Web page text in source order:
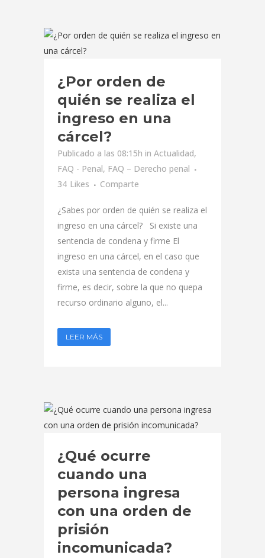
¿Por orden de
quién se realiza el
ingreso en una
cárcel?
Publicado a las 08:15h in Actualidad,
FAQ - Penal, FAQ – Derecho penal
34 Likes Comparte
¿Sabes por orden de quién se realiza el
ingreso en una cárcel? Si existe una
sentencia de condena y firme El
ingreso en una cárcel, en el caso que
exista una sentencia de condena y
firme, es decir, sobre la que no quepa
recurso ordinario alguno, el...
LEER MÁS
¿Qué ocurre
cuando una
persona ingresa
con una orden de
prisión
incomunicada?